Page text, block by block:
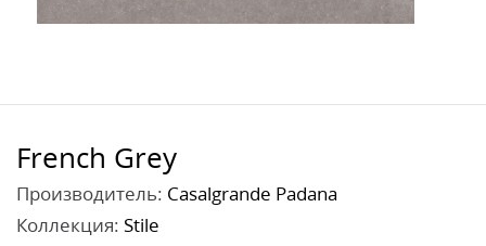
French Grey
Производитель: Casalgrande Padana
Коллекция: Stile